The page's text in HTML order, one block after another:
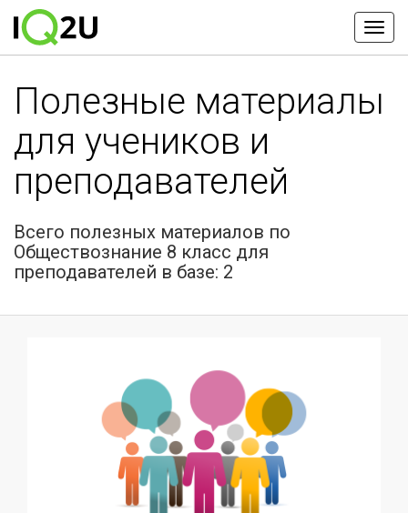
Полезные материалы
для учеников и
преподавателей
Всего полезных материалов по
Обществознание 8 класс для
преподавателей в базе: 2